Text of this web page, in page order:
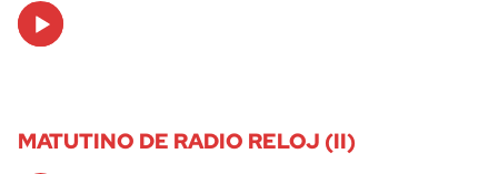
Audio
Player
MATUTINO DE RADIO RELOJ (II)